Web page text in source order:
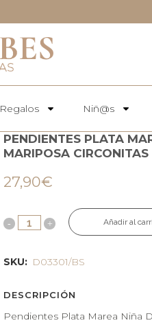
Regalos Niñ@s
PENDIENTES PLATA
MARIPOSA CIRCONITAS
27,90€
Añadir al
SKU: D03301/BS
DESCRIPCIÓN
Pendientes Plata Marea Niña